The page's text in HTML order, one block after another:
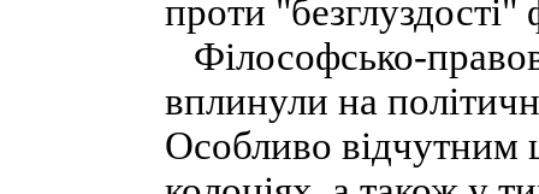
проти
Філософсько-
вплинули на
Особливо відчутним